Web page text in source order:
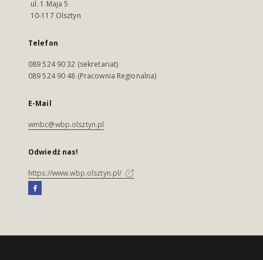
ul. 1 Maja 5
10-117 Olsztyn
Telefon
089 524 90 32 (sekretariat)
089 524 90 48 (Pracownia Regionalna)
E-Mail
wmbc@wbp.olsztyn.pl
Odwiedź nas!
https://www.wbp.olsztyn.pl/